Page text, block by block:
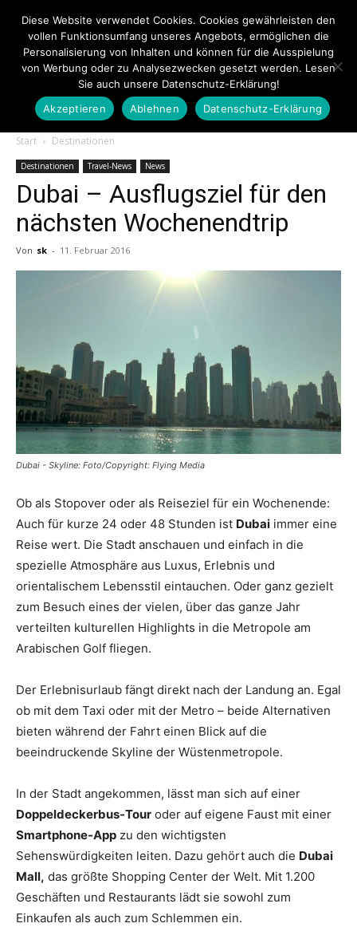
Touristiknews.de
|
Reiseempfehlungen.
Start Destinationen
Destinationen Travel-News News
Dubai – Ausflugsziel für den
nächsten Wochenendtrip
Von sk - 11. Februar 2016
Dubai - Skyline: Foto/Copyright: Flying Media
Ob als Stopover oder als Reiseziel für ein Wochenende:
Auch für kurze 24 oder 48 Stunden ist Dubai immer eine
Reise wert. Die Stadt anschauen und einfach in die
spezielle Atmosphäre aus Luxus, Erlebnis und
orientalischem Lebensstil eintauchen. Oder ganz gezielt
zum Besuch eines der vielen, über das ganze Jahr
verteilten kulturellen Highlights in die Metropole am
Arabischen Golf fliegen.
Der Erlebnisurlaub fängt direkt nach der Landung an. Egal
ob mit dem Taxi oder mit der Metro – beide Alternativen
bieten während der Fahrt einen Blick auf die
beeindruckende Skyline der Wüstenmetropole.
In der Stadt angekommen, lässt man sich auf einer
Doppeldeckerbus-Tour oder auf eigene Faust mit einer
Smartphone-App zu den wichtigsten
Sehenswürdigkeiten leiten. Dazu gehört auch die Dubai
Mall, das größte Shopping Center der Welt. Mit 1.200
Geschäften und Restaurants lädt sie sowohl zum
Einkaufen als auch zum Schlemmen ein.
Diese Website verwendet Cookies. Cookies gewährleisten den
vollen Funktionsumfang unseres Angebots, ermöglichen die
Personalisierung von Inhalten und können für die Ausspielung
von Werbung oder zu Analysezwecken gesetzt werden. Lesen
Sie auch unsere Datenschutz-Erklärung!
Akzeptieren
Ablehnen Datenschutz-Erklärung